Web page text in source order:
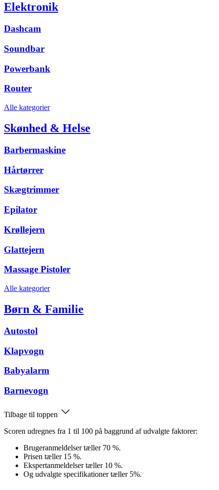
Elektronik
Dashcam
Soundbar
Powerbank
Router
Alle kategorier
Skønhed & Helse
Barbermaskine
Hårtørrer
Skægtrimmer
Epilator
Krøllejern
Glattejern
Massage Pistoler
Alle kategorier
Børn & Familie
Autostol
Klapvogn
Babyalarm
Barnevogn
Tilbage til toppen
Scoren udregnes fra 1 til 100 på baggrund af udvalgte faktorer:
Brugeranmeldelser tæller 70 %.
Prisen tæller 15 %.
Ekspertanmeldelser tæller 10 %.
Og udvalgte specifikationer tæller 5%.